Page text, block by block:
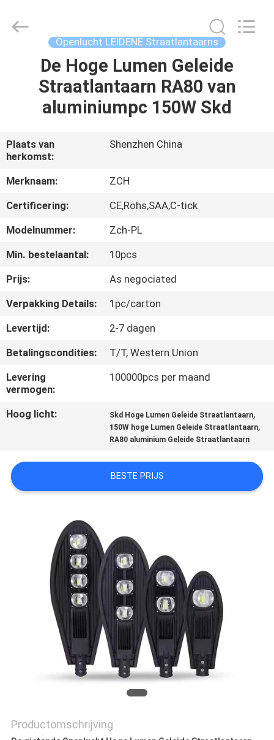
PRODUCTEN
ONGEVEER
ONS
FABRIEKSREIS
CONTACTEER
ONS
GEVALLEN
SHOPPING
LINE
PRIVACY
POLICY
Group
Co.,Ltd.
Openlucht LEIDENE Straatlantaarns
De Hoge Lumen Geleide
Straatlantaarn RA80 van
aluminiumpc 150W Skd
Plaats van
herkomst:
Shenzhen China
Merknaam:
ZCH
Certificering:
CE,Rohs,SAA,C-tick
Modelnummer:
Zch-PL
Min. bestelaantal:
10pcs
Prijs:
As negociated
Verpakking Details:
1pc/carton
Levertijd:
2-7 dagen
Betalingscondities:
T/T, Western Union
Levering
vermogen:
100000pcs per maand
Hoog licht: Skd Hoge Lumen Geleide Straatlantaarn,
150W hoge Lumen Geleide Straatlantaarn,
RA80 aluminium Geleide Straatlantaarn
BESTE PRIJS
Productomschrijving